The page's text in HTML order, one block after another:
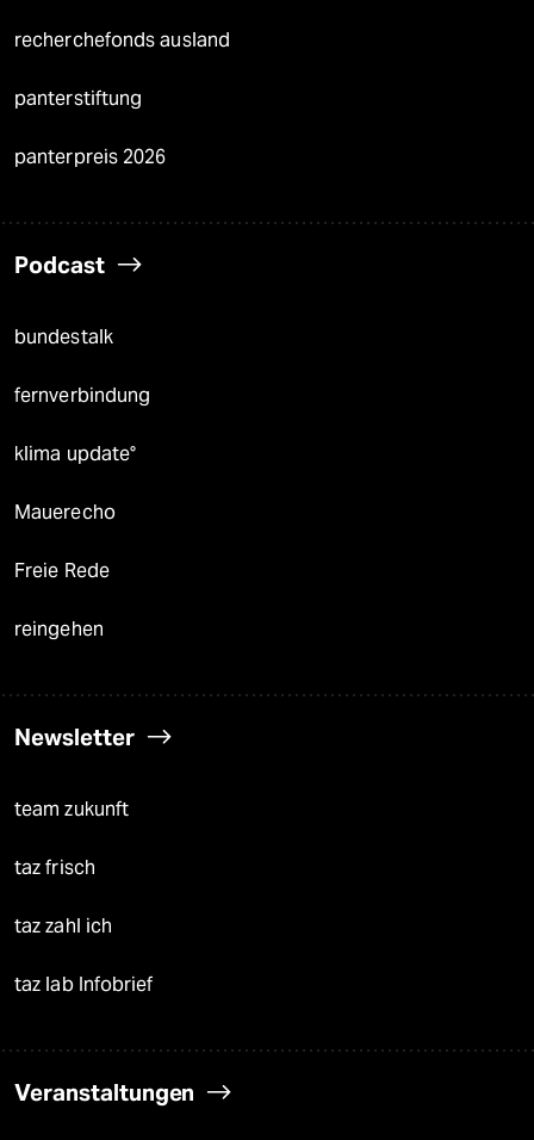
recherchefonds ausland
panterstiftung
panterpreis 2026
Podcast
bundestalk
fernverbindung
klima update°
Mauerecho
Freie Rede
reingehen
Newsletter
team zukunft
taz frisch
taz zahl ich
taz lab Infobrief
Veranstaltungen